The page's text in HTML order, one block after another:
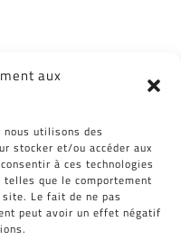
aux
utilisons des
stocker et/ou accéder aux
à ces technologies
que le comportement
Le fait de ne pas
peut avoir un effet négatif
2020 - 2026 |